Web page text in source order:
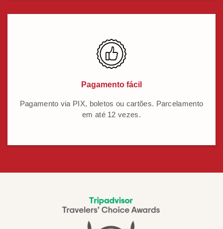
Pagamento fácil
Pagamento via PIX, boletos ou cartões. Parcelamento
em até 12 vezes.